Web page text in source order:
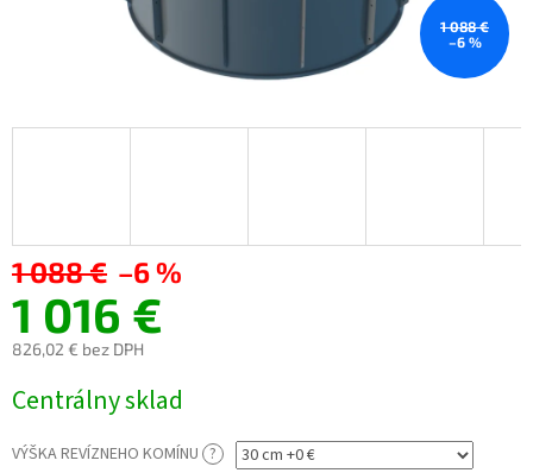
1 088 €
–6 %
1 088 € –6 %
1 016 €
826,02 € bez DPH
cena:
Centrálny sklad
VÝŠKA REVÍZNEHO KOMÍNU ?